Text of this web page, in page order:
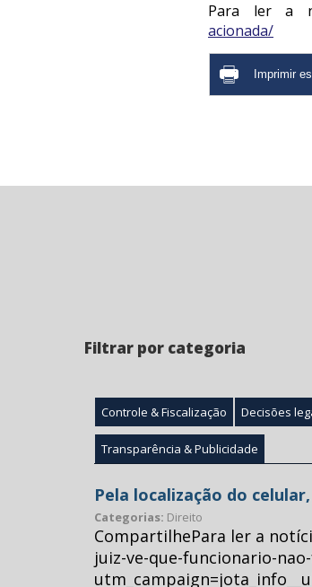
Para ler a
acionada/
Filtrar por categoria
Controle & Fiscalização Decisões
Transparência & Publicidade
Pela localização do
Categorias: Direito
CompartilhePara ler a
juiz-ve-que-funcionario-